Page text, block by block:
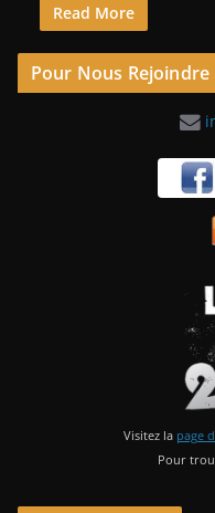
Read More
Pour Nous Rejoindre
Visitez la page
Pour